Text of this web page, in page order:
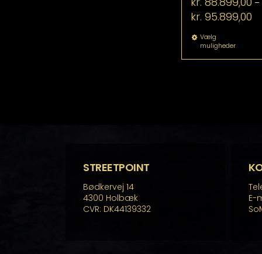
–
kr. 95.899,00
Vælg
muligheder
STREETPOINT
Bødkervej 14
4300 Holbæk
CVR: DK44139332
E-